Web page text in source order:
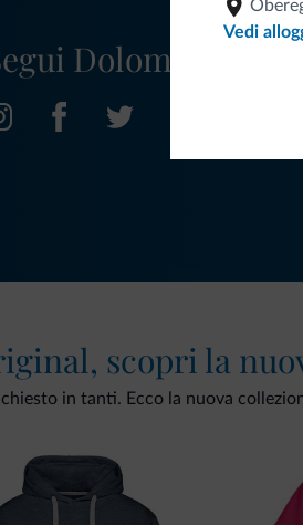
Vedi
Dolomiti.it
scopri la
chiesto in tanti. Ecco la nuova